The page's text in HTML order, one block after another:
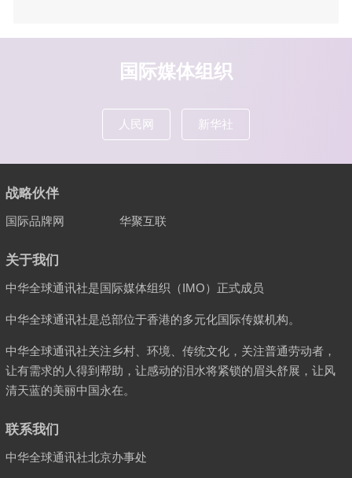
国际媒体组织
人民网 新华社
战略伙伴
国际品牌网 华聚互联
关于我们
中华全球通讯社是国际媒体组织（IMO）正式成员
中华全球通讯社是总部位于香港的多元化国际传媒机构。
中华全球通讯社关注乡村、环境、传统文化，关注普通劳动者，
让有需求的人得到帮助，让感动的泪水将紧锁的眉头舒展，让风
清天蓝的美丽中国永在。
联系我们
中华全球通讯社北京办事处